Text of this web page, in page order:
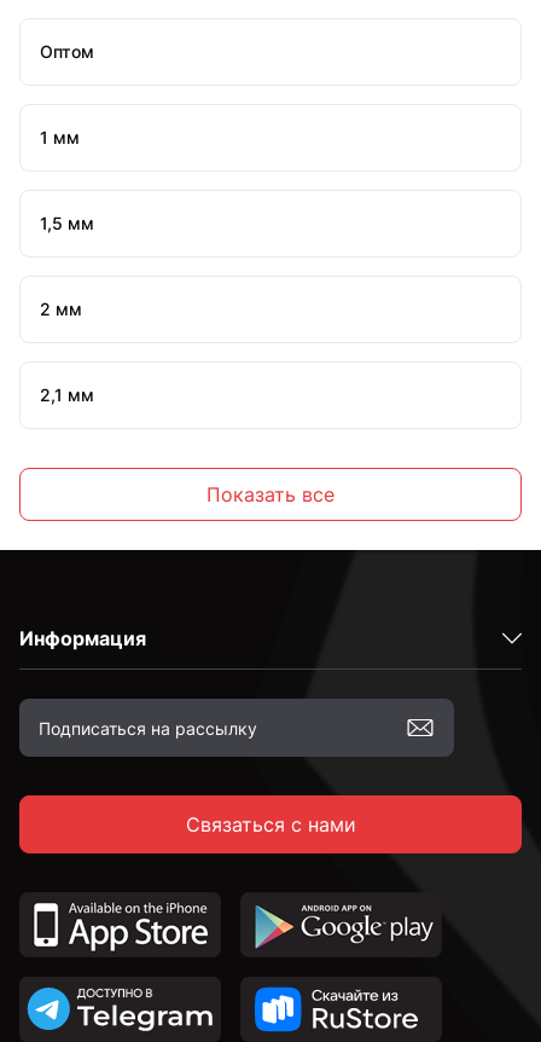
Оптом
1 мм
1,5 мм
2 мм
2,1 мм
2,4 мм
2,5 мм
2,7 мм
2,8 мм
Показать все
Информация
Связаться с нами